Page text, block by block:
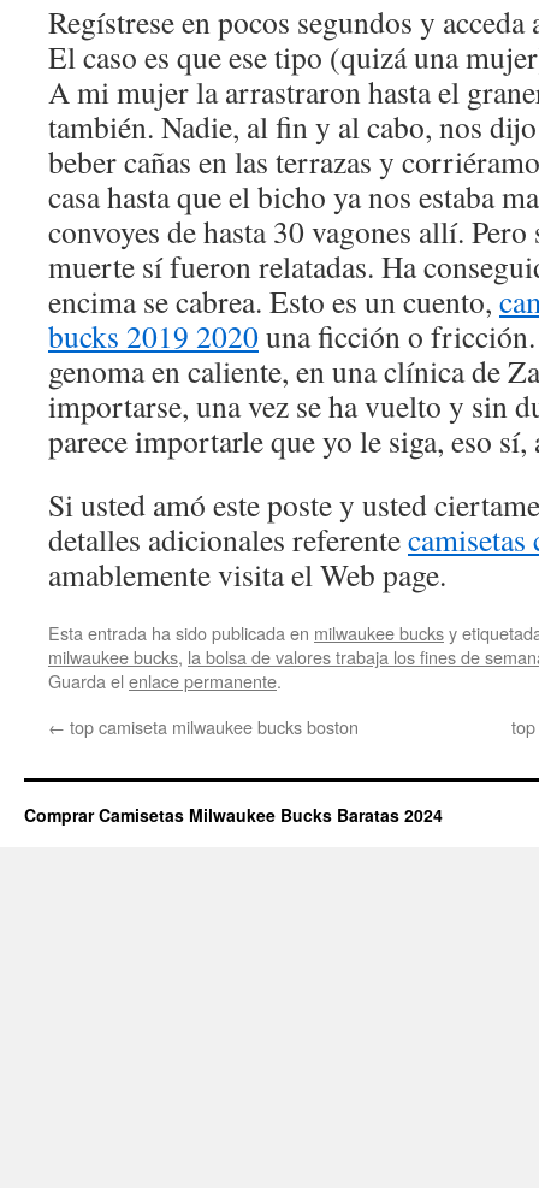
Regístrese en pocos segundos y
El caso es que ese tipo (quizá una
A mi mujer la arrastraron hasta el
también. Nadie, al fin y al cabo, nos
beber cañas en las terrazas y
casa hasta que el bicho ya nos estaba
convoyes de hasta 30 vagones allí.
muerte sí fueron relatadas. Ha
encima se cabrea. Esto es un cuento,
bucks 2019 2020una ficción o
genoma en caliente, en una clínica de
importarse, una vez se ha vuelto y sin
parece importarle que yo le siga, eso
Si usted amó este poste y usted
detalles adicionales referente
amablemente visita el Web page.
Esta entrada ha sido publicada en milwaukee bucksy
milwaukee bucks, la bolsa de valores trabaja los fines de
Guarda el enlace permanente.
← top camiseta milwaukee bucks boston
Comprar Camisetas Milwaukee Bucks Baratas 2024